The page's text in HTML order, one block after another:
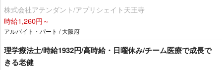
株式会社アテンダント/アプリシェイト天王寺
時給1,260円～
アルバイト・パート / 大阪府
理学療法士/時給1932円/高時給・日曜休み/チーム医療で成長で
きる老健